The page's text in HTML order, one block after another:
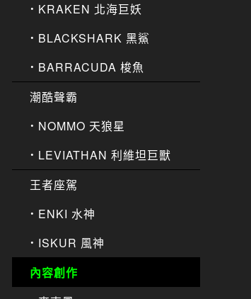
KRAKEN 北海巨妖
BLACKSHARK 黑鯊
BARRACUDA 梭魚
潮酷聲霸
NOMMO 天狼星
LEVIATHAN 利維坦巨獸
王者座駕
ENKI 水神
ISKUR 風神
內容創作